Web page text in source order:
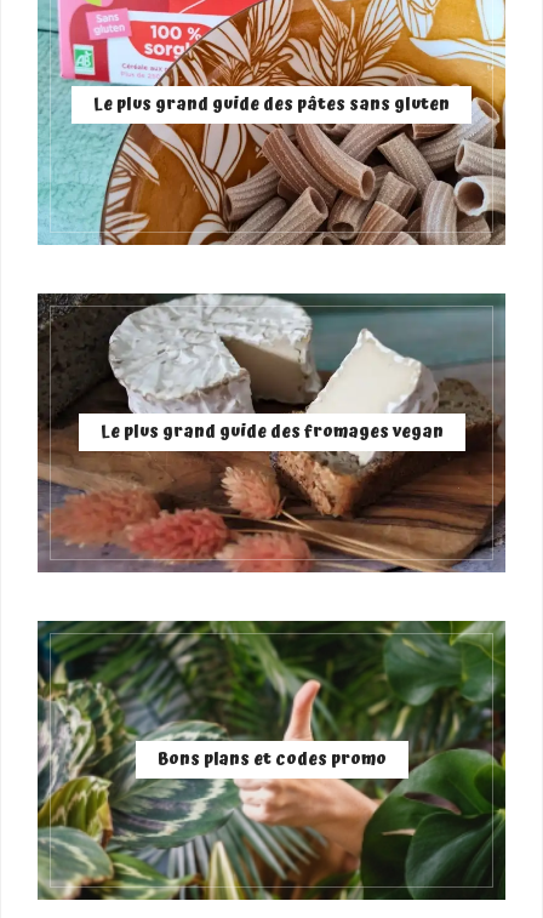
Le plus grand guide des pâtes sans gluten
Le plus grand guide des fromages vegan
Bons plans et codes promo